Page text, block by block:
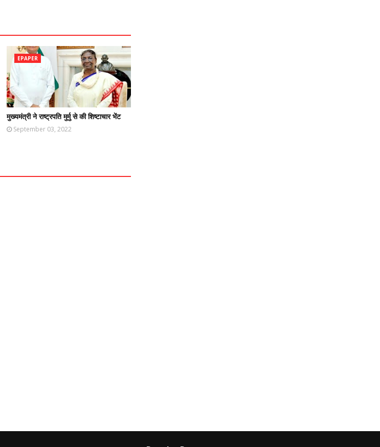
EPAPER
मुख्यमंत्री ने राष्ट्रपति मुर्मु से की शिष्टाचार भेंट
September 03, 2022